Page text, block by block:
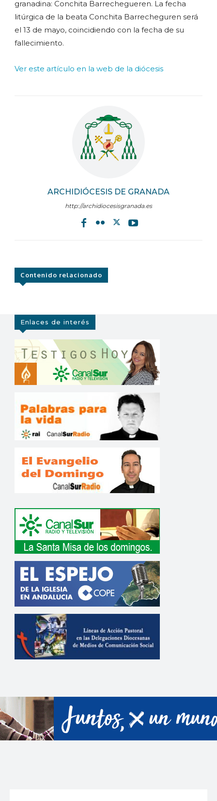
ARCHIDIÓCESIS DE GRANADA
http://archidiocesisgranada.es
granadina: Conchita Barrechegueren. La fecha
litúrgica de la beata Conchita Barrecheguren será
el 13 de mayo, coincidiendo con la fecha de su
fallecimiento.
Ver este artículo en la web de la diócesis
Contenido relacionado
Enlaces de interés